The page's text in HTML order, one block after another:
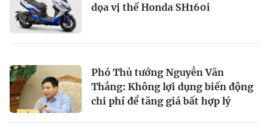
dọa vị thế Honda SH160i
Phó Thủ tướng Nguyễn Văn
Thắng: Không lợi dụng biến động
chi phí để tăng giá bất hợp lý